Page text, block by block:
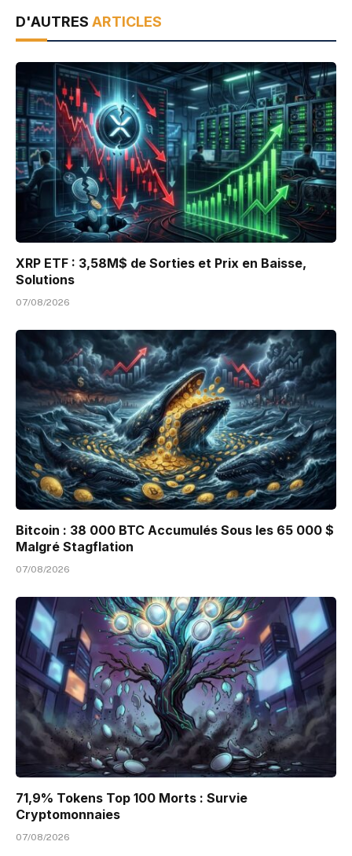
D'AUTRES ARTICLES
XRP ETF : 3,58M$ de Sorties et Prix en Baisse,
Solutions
07/08/2026
Bitcoin : 38 000 BTC Accumulés Sous les 65 000 $
Malgré Stagflation
07/08/2026
71,9% Tokens Top 100 Morts : Survie
Cryptomonnaies
07/08/2026